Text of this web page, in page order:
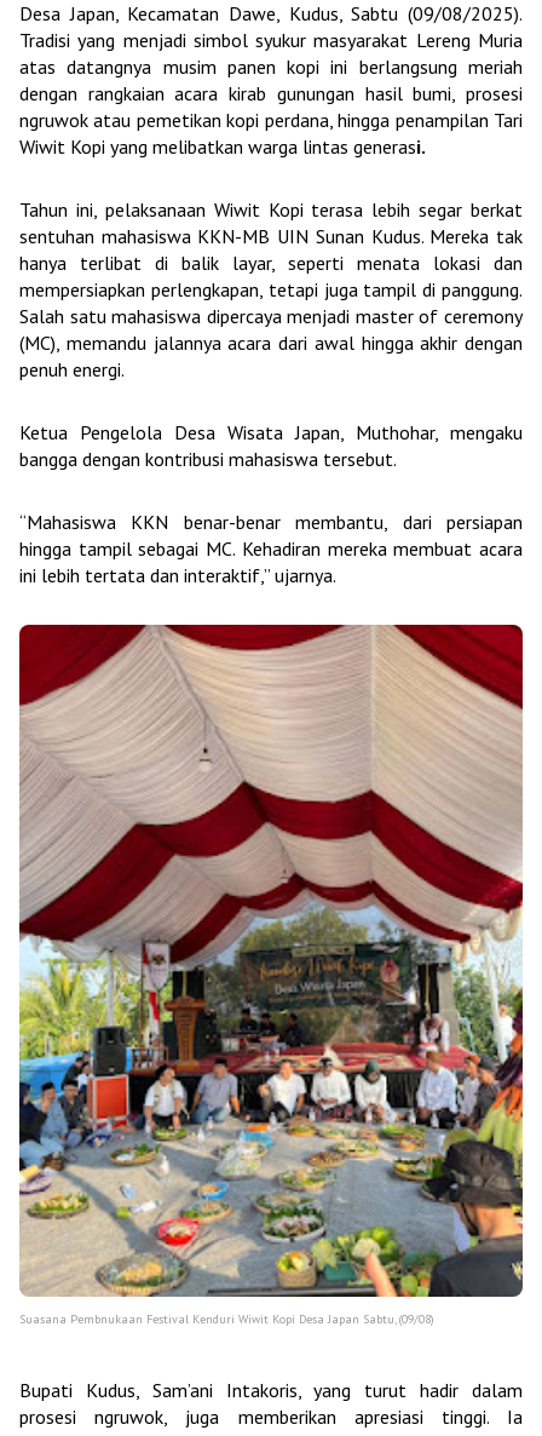
Desa Japan, Kecamatan Dawe, Kudus, Sabtu (09/08/2025).
Tradisi yang menjadi simbol syukur masyarakat Lereng Muria
atas datangnya musim panen kopi ini berlangsung meriah
dengan rangkaian acara kirab gunungan hasil bumi, prosesi
ngruwok atau pemetikan kopi perdana, hingga penampilan Tari
Wiwit Kopi yang melibatkan warga lintas generasi.
Tahun ini, pelaksanaan Wiwit Kopi terasa lebih segar berkat
sentuhan mahasiswa KKN-MB UIN Sunan Kudus. Mereka tak
hanya terlibat di balik layar, seperti menata lokasi dan
mempersiapkan perlengkapan, tetapi juga tampil di panggung.
Salah satu mahasiswa dipercaya menjadi master of ceremony
(MC), memandu jalannya acara dari awal hingga akhir dengan
penuh energi.
Ketua Pengelola Desa Wisata Japan, Muthohar, mengaku
bangga dengan kontribusi mahasiswa tersebut.
“Mahasiswa KKN benar-benar membantu, dari persiapan
hingga tampil sebagai MC. Kehadiran mereka membuat acara
ini lebih tertata dan interaktif,” ujarnya.
Suasana Pembnukaan Festival Kenduri Wiwit Kopi Desa Japan Sabtu, (09/08)
Bupati Kudus, Sam’ani Intakoris, yang turut hadir dalam
prosesi ngruwok, juga memberikan apresiasi tinggi. Ia